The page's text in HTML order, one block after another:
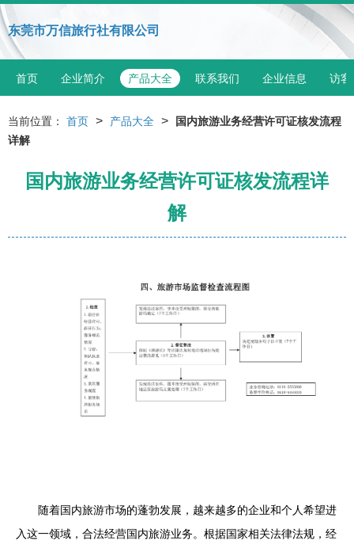
东莞市万信旅行社有限公司
首页 企业简介 产品大全 联系我们 企业信息 访客
当前位置： 首页 > 产品大全 >
国内旅游业务经营许可证核发流程
详解
国内旅游业务经营许可证核发流程详
解
随着国内旅游市场的蓬勃发展，越来越多的企业和个人希望进
入这一领域，合法经营国内旅游业务。根据国家相关法律法规，经